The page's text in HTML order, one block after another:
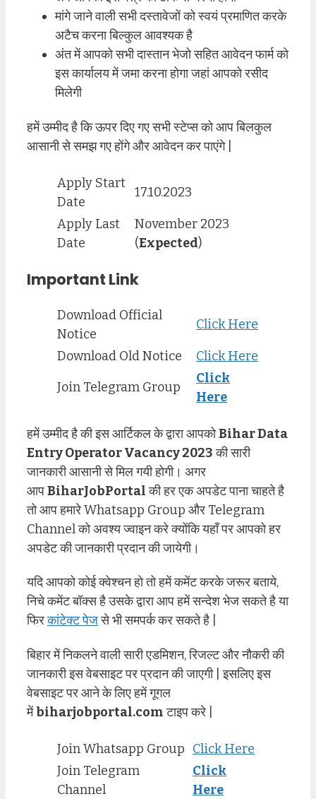
मांगे जाने वाली सभी दस्तावेजों को स्वयं प्रमाणित करके
अटैच करना बिल्कुल आवश्यक है
अंत में आपको सभी दास्तान भेजो सहित आवेदन फार्म को
इस कार्यालय में जमा करना होगा जहां आपको रसीद
मिलेगी
हमें उम्मीद है कि ऊपर दिए गए सभी स्टेप्स को आप बिलकुल
आसानी से समझ गए होंगे और आवेदन कर पाएंगे |
Apply Start
Date
17.10.2023
Apply Last
Date
November 2023
(Expected)
Important Link
Download Official
Notice
Click Here
Download Old Notice
Click Here
Join Telegram Group
Click
Here
हमें उम्मीद है की इस आर्टिकल के द्वारा आपकोBihar Data
Entry Operator Vacancy 2023की सारी
जानकारी आसानी से मिल गयी होगी। अगर
आपBiharJobPortalकी हर एक अपडेट पाना चाहते है
तो आप हमारे Whatsapp Group और Telegram
Channel को अवश्य ज्वाइन करे क्योंकि यहाँ पर आपको हर
अपडेट की जानकारी प्रदान की जायेगी।
यदि आपको कोई क्वेश्चन हो तो हमें कमेंट करके जरूर बताये,
निचे कमेंट बॉक्स है उसके द्वारा आप हमें सन्देश भेज सकते है या
फिरकांटेक्ट पेजसे भी समपर्क कर सकते है |
बिहार में निकलने वाली सारी एडमिशन, रिजल्ट और नौकरी की
जानकारी इस वेबसाइट पर प्रदान की जाएगी | इसलिए इस
वेबसाइट पर आने के लिए हमें गूगल
मेंbiharjobportal.comटाइप करे |
Join Whatsapp Group Click Here
Join Telegram
Channel
Click
Here